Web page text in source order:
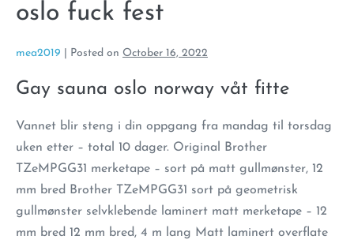
oslo fuck fest
mea2019 Posted on October 16, 2022
Gay sauna oslo norway våt fitte
Vannet blir steng i din oppgang fra mandag til torsdag
uken etter – total 10 dager. Original Brother
TZeMPGG31 merketape – sort på matt gullmønster, 12
mm bred Brother TZeMPGG31 sort på geometrisk
gullmønster selvklebende laminert matt merketape – 12
mm bred 12 mm bred, 4 m lang Matt laminert overflate